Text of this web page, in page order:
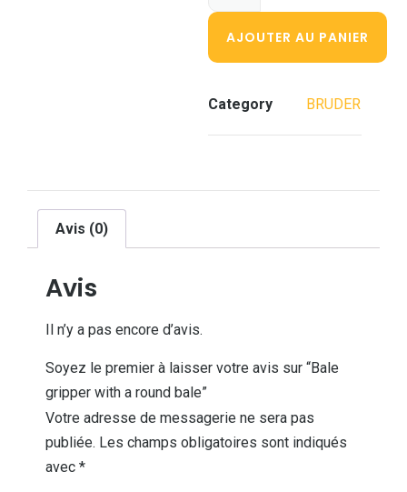
AJOUTER AU PANIER
Category BRUDER
Avis (0)
Avis
Il n’y a pas encore d’avis.
Soyez le premier à laisser votre avis sur “Bale
gripper with a round bale”
Votre adresse de messagerie ne sera pas
publiée. Les champs obligatoires sont indiqués
avec *